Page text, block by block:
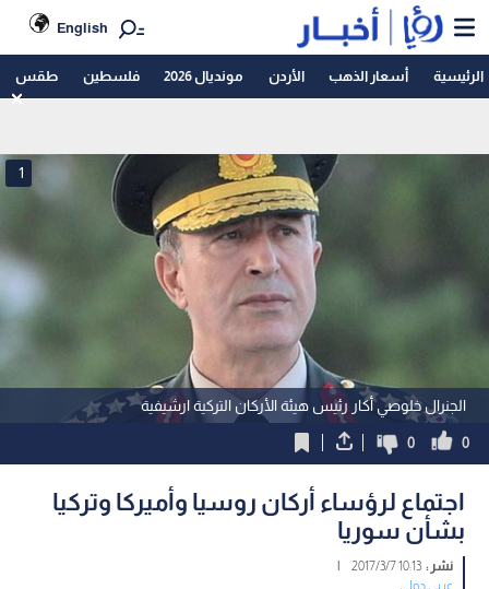
English
الرئيسية أسعار الذهب الأردن مونديال 2026 فلسطين طقس
الجنرال خلوصي أكار رئيس هيئة الأركان التركية ارشيفية
1
0
0
اجتماع لرؤساء أركان روسيا وأميركا وتركيا
بشأن سوريا
نشر :10:13 2017/3/7
|
عربي دولي